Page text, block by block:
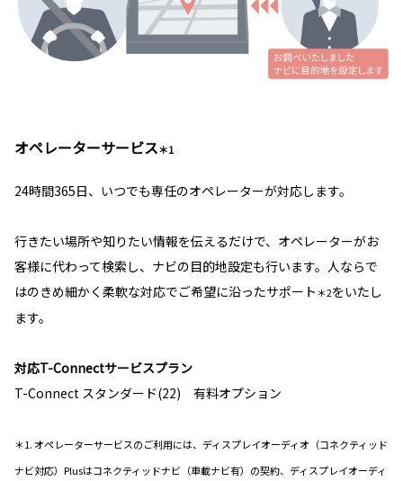
オペレーターサービス＊1
24時間365日、いつでも専任のオペレーターが対応します。
行きたい場所や知りたい情報を伝えるだけで、オペレーターがお
客様に代わって検索し、ナビの目的地設定も行います。人ならで
はのきめ細かく柔軟な対応でご希望に沿ったサポート＊2をいたし
ます。
対応T-Connectサービスプラン
T-Connect スタンダード(22) 有料オプション
＊1. オペレーターサービスのご利用には、ディスプレイオーディオ（コネクティッド
ナビ対応）Plusはコネクティッドナビ（車載ナビ有）の契約、ディスプレイオーディ